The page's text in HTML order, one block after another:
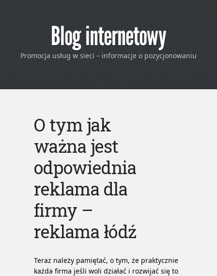
Blog internetowy
Promocja usług w sieci – informacje o pozycjonowaniu
O tym jak
ważna jest
odpowiednia
reklama dla
firmy –
reklama łódź
Teraz należy pamiętać, o tym, że praktycznie
każda firma jeśli woli działać i rozwijać się to